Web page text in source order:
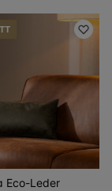
Eco-Leder